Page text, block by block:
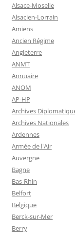
Alsace-Moselle
Alsacien-Lorrain
Amiens
Ancien Régime
Angleterre
ANMT
Annuaire
ANOM
AP-HP
Archives
Archives Nationales
Ardennes
Armée de l'Air
Auvergne
Bagne
Bas-Rhin
Belfort
Belgique
Berck-sur-Mer
Berry